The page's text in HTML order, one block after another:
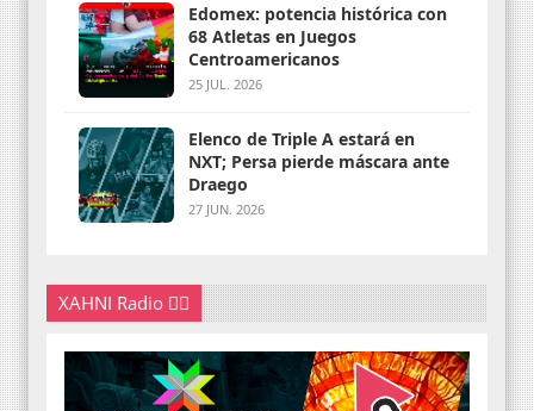
Edomex: potencia histórica con
68 Atletas en Juegos
Centroamericanos
25 JUL. 2026
Elenco de Triple A estará en
NXT; Persa pierde máscara ante
Draego
27 JUN. 2026
XAHNI Radio 👇🏽